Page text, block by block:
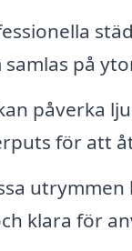
på
påverka
för att
klara för